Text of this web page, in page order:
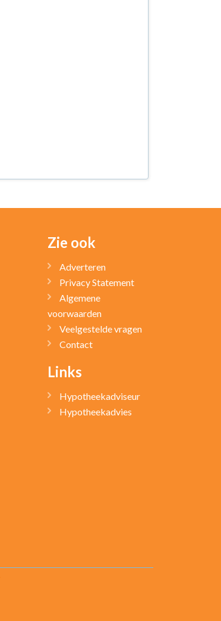
Zie ook
Adverteren
Privacy Statement
Algemene
voorwaarden
Veelgestelde vragen
Contact
Links
Hypotheekadviseur
Hypotheekadvies